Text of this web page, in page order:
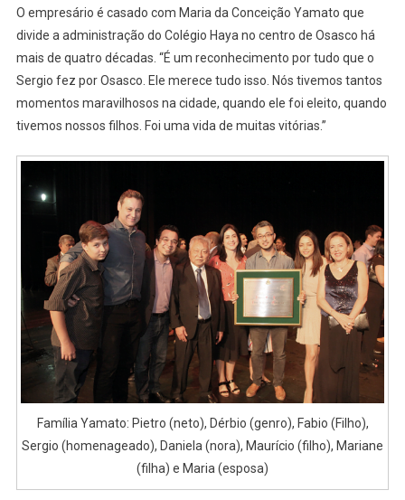
O empresário é casado com Maria da Conceição Yamato que
divide a administração do Colégio Haya no centro de Osasco há
mais de quatro décadas. “É um reconhecimento por tudo que o
Sergio fez por Osasco. Ele merece tudo isso. Nós tivemos tantos
momentos maravilhosos na cidade, quando ele foi eleito, quando
tivemos nossos filhos. Foi uma vida de muitas vitórias.”
Família Yamato: Pietro (neto), Dérbio (genro), Fabio (Filho),
Sergio (homenageado), Daniela (nora), Maurício (filho), Mariane
(filha) e Maria (esposa)